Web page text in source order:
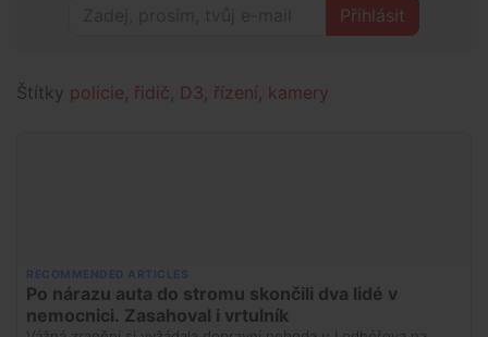
Přihlásit
Štítky policie řidič D3 řízení kamery